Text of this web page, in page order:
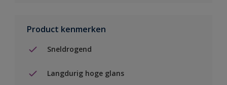
Product kenmerken
Sneldrogend
Langdurig hoge glans